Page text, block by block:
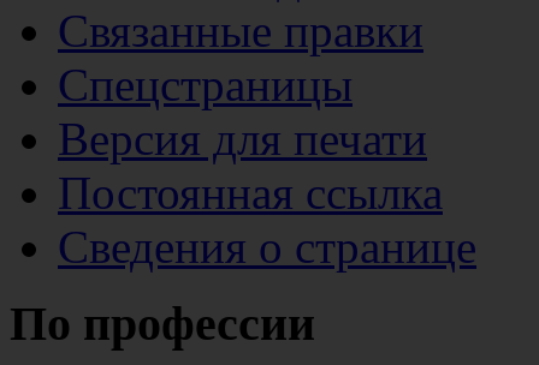
Связанные правки
Спецстраницы
Версия для печати
Постоянная ссылка
Сведения о странице
По профессии